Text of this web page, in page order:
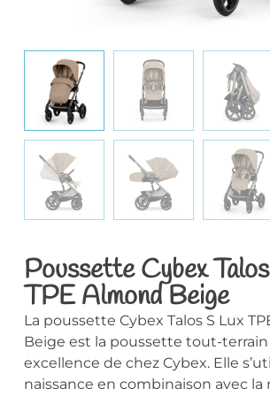
Poussette Cybex
TPE Almond Beige
La poussette Cybex Talos S Lux
Beige est la poussette tout-terrain
excellence de chez Cybex. Elle
naissance en combinaison avec la